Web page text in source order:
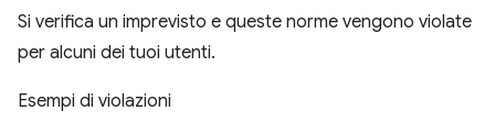
Si verifica un imprevisto e queste norme vengono violate
per alcuni dei tuoi utenti.
Esempi di violazioni